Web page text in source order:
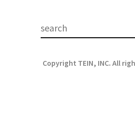
Copyright TEIN, INC. All